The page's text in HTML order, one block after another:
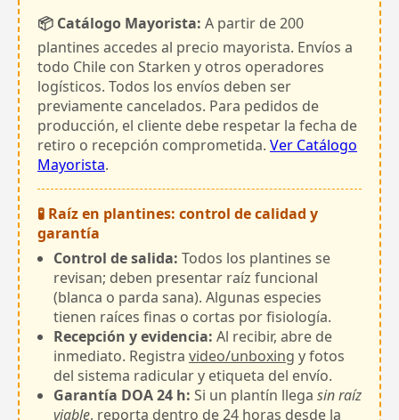
📦 Catálogo Mayorista: A partir de 200
plantines accedes al precio mayorista. Envíos a
todo Chile con Starken y otros operadores
logísticos. Todos los envíos deben ser
previamente cancelados. Para pedidos de
producción, el cliente debe respetar la fecha de
retiro o recepción comprometida. Ver Catálogo
Mayorista.
🧪 Raíz en plantines: control de calidad y
garantía
Control de salida: Todos los plantines se
revisan; deben presentar raíz funcional
(blanca o parda sana). Algunas especies
tienen raíces finas o cortas por fisiología.
Recepción y evidencia: Al recibir, abre de
inmediato. Registra video/unboxing y fotos
del sistema radicular y etiqueta del envío.
Garantía DOA 24 h: Si un plantín llega sin raíz
viable, reporta dentro de 24 horas desde la